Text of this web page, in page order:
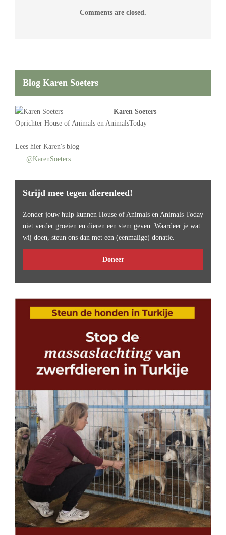
Comments are closed.
Blog Karen Soeters
Karen Soeters
Oprichter House of Animals en AnimalsToday
Lees hier Karen's blog
@KarenSoeters
Strijd mee tegen dierenleed!
Zonder jouw hulp kunnen House of Animals en Animals Today
niet verder groeien en dieren een stem geven. Waardeer je wat
wij doen, steun ons dan met een (eenmalige) donatie.
Doneer